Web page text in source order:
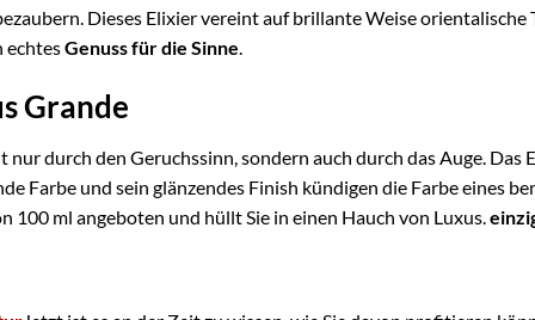
Dieses Elixier vereint auf brillante Weise
echtesGenuss für die Sinne.
Grande
durch den Geruchssinn, sondern auch durch das Auge. Das
Farbe und sein glänzendes Finish kündigen die Farbe eines
ml angeboten und hüllt Sie in einen Hauch von Luxus.